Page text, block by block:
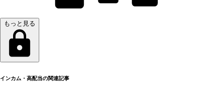
もっと見る
インカム・高配当の関連記事